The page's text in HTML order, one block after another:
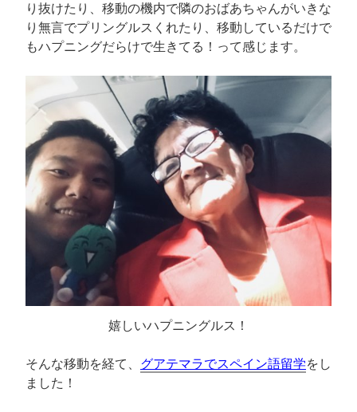
り抜けたり、移動の機内で隣のおばあちゃんがいきな
り無言でプリングルスくれたり、移動しているだけで
もハプニングだらけで生きてる！って感じます。
嬉しいハプニングルス！
そんな移動を経て、 グアテマラでスペイン語留学をし
ました！